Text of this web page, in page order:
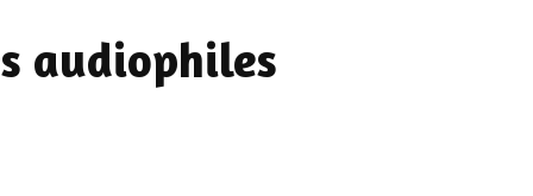
audiophiles